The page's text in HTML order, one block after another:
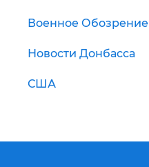
Военное Обозрение
Новости Донбасса
США